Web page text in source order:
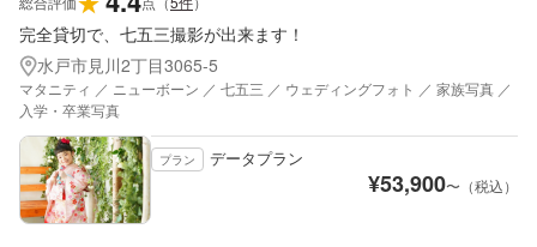
完全貸切で、七五三撮影が出来ます！
水戸市見川2丁目3065-5
マタニティ ／ ニューボーン ／ 七五三 ／ ウェディングフォト ／ 家族写真 ／
入学・卒業写真
プラン データプラン
¥53,900〜（税込）